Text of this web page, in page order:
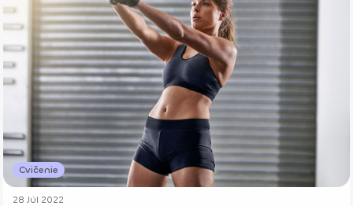
Cvičenie
28 Júl 2022